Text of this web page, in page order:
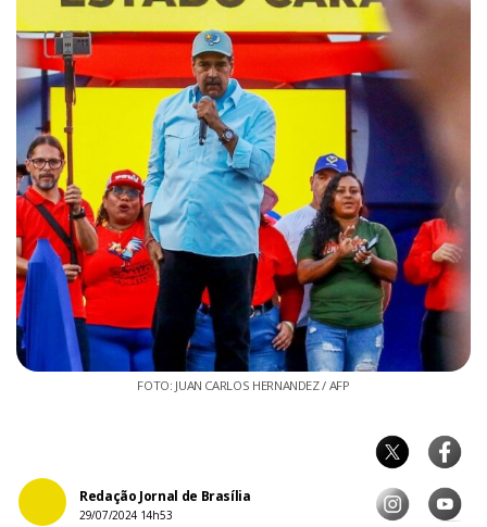
FOTO: JUAN CARLOS HERNANDEZ / AFP
Redação Jornal de Brasília
29/07/2024 14h53